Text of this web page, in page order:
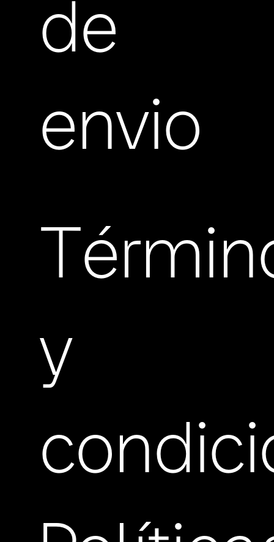
de
envio
y